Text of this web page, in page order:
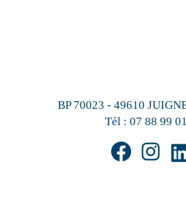
BP 70023 - 49610
Tél : 07 88 99